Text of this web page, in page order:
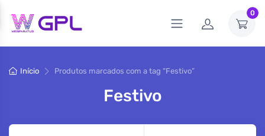
0
Início Produtos marcados com a tag “Festivo”
Festivo